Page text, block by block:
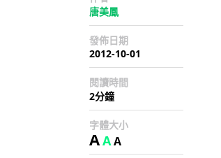
唐美鳳
發佈日期
2012-10-01
閱讀時間
2分鐘
字體大小
AAA